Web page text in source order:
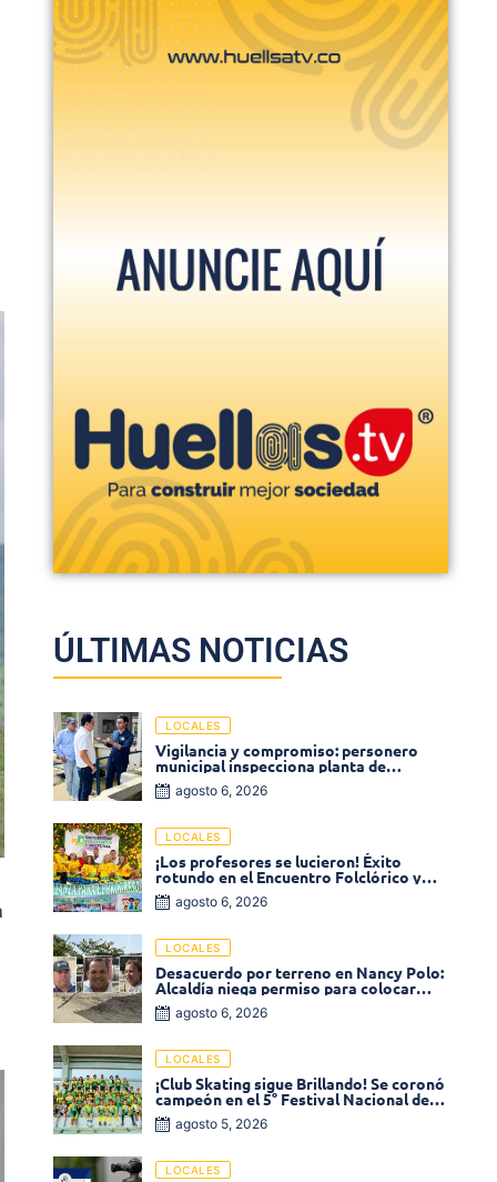
ÚLTIMAS NOTICIAS
LOCALES
Vigilancia y compromiso: personero
municipal inspecciona planta de
tratamiento de agua
agosto 6, 2026
LOCALES
¡Los profesores se lucieron! Éxito
rotundo en el Encuentro Folclórico y
Cultural del Magisterio 2026 en Ciénaga
agosto 6, 2026
LOCALES
Desacuerdo por terreno en Nancy Polo:
Alcaldía niega permiso para colocar
venta de comidas
agosto 6, 2026
LOCALES
¡Club Skating sigue Brillando! Se coronó
campeón en el 5° Festival Nacional de
Patinaje «Soledad sobre Ruedas»
agosto 5, 2026
LOCALES